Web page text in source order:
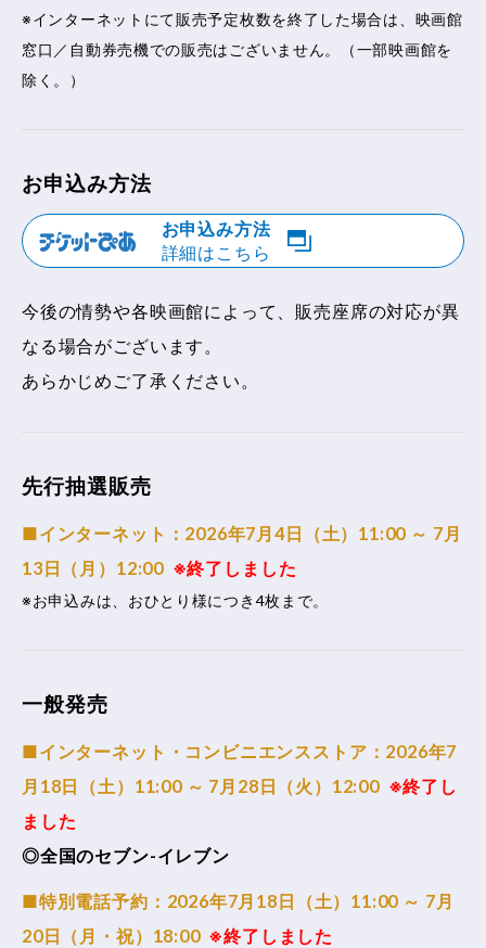
※インターネットにて販売予定枚数を終了した場合は、映画館
窓口／自動券売機での販売はございません。（一部映画館を
除く。）
お申込み方法
お申込み方法
詳細はこちら
今後の情勢や各映画館によって、販売座席の対応が異
なる場合がございます。
あらかじめご了承ください。
先行抽選販売
■インターネット：2026年7月4日（土）11:00 ～ 7月
13日（月）12:00 ※終了しました
※お申込みは、おひとり様につき4枚まで。
一般発売
■インターネット・コンビニエンスストア：2026年7
月18日（土）11:00 ～ 7月28日（火）12:00 ※終了し
ました
◎全国のセブン-イレブン
■特別電話予約：2026年7月18日（土）11:00 ～ 7月
20日（月・祝）18:00 ※終了しました